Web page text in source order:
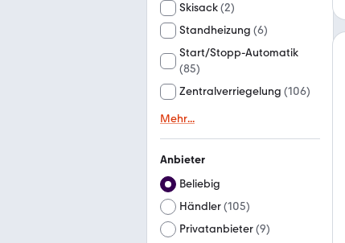
Skisack(2)
Standheizung (6)
Start/Stopp-Automatik
(85)
Zentralverriegelung (106)
Mehr...
Anbieter
Beliebig
Händler(105)
Privatanbieter(9)